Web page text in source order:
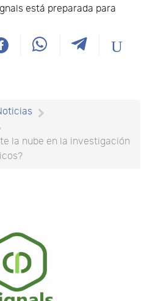
está preparada para
la nube en la investigación